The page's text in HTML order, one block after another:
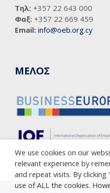
Τηλ: +357 22 643 000
Φαξ: +357 22 669 459
Email: info@oeb.org.cy
ΜΕΛΟΣ
Copyright © 2005-2023
We use cookies on our
relevant experience by
and repeat visits. By clicking
use of ALL the cookies.